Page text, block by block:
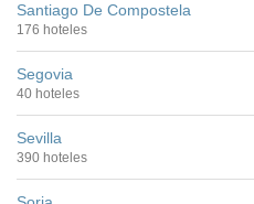
Santiago De Compostela
176 hoteles
Segovia
40 hoteles
Sevilla
390 hoteles